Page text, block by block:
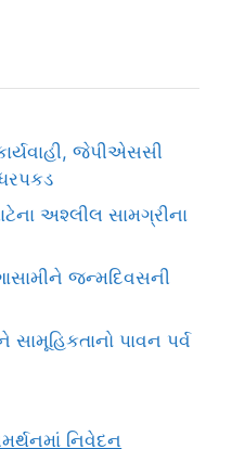
જેપીએસસી
અશ્લીલ સામગ્રીના
જન્મદિવસની
પાવન પર્વ
નિવેદન